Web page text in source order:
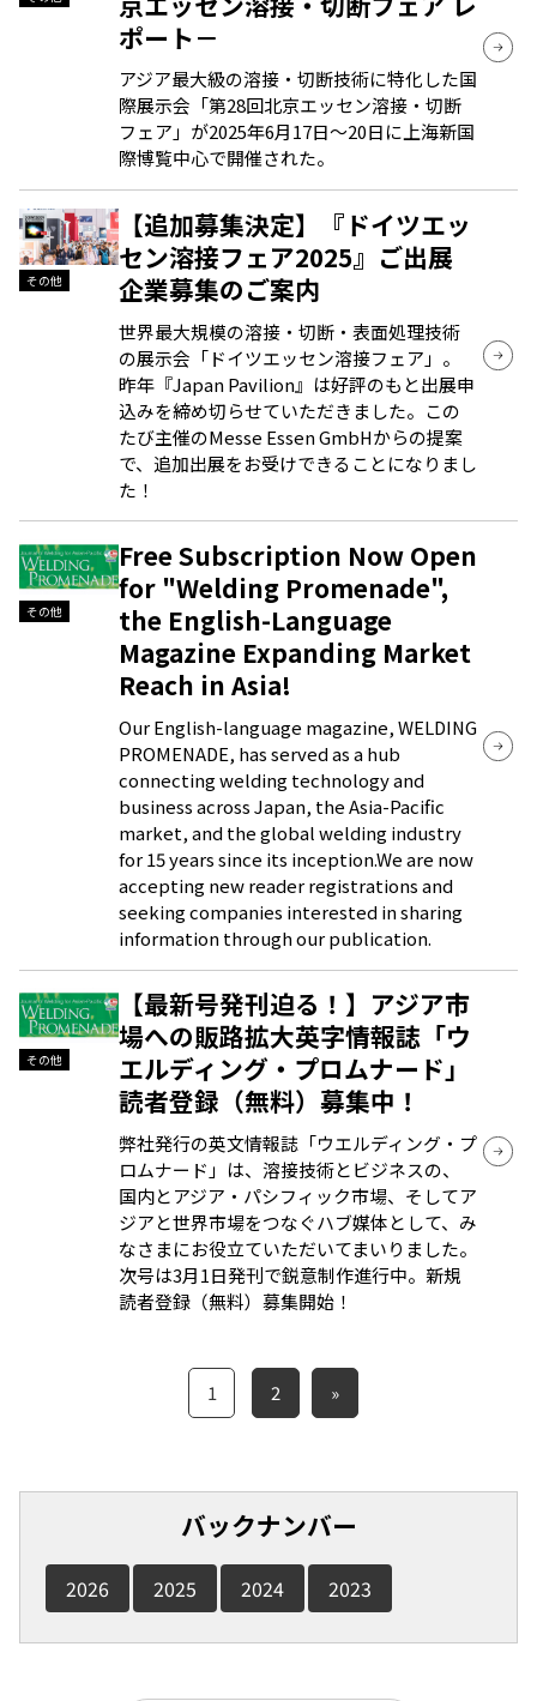
ポート－
アジア最大級の溶接・切断技術に特化した国
際展示会「第28回北京エッセン溶接・切断
フェア」が2025年6月17日～20日に上海新国
際博覧中心で開催された。
その他
【追加募集決定】『ドイツエッ
セン溶接フェア2025』ご出展
企業募集のご案内
世界最大規模の溶接・切断・表面処理技術
の展示会「ドイツエッセン溶接フェア」。
昨年『Japan Pavilion』は好評のもと出展申
込みを締め切らせていただきました。この
たび主催のMesse Essen GmbHからの提案
で、追加出展をお受けできることになりまし
た！
その他
Free Subscription Now Open
for "Welding Promenade",
the English-Language
Magazine Expanding Market
Reach in Asia!
Our English-language magazine, WELDING
PROMENADE, has served as a hub
connecting welding technology and
business across Japan, the Asia-Pacific
market, and the global welding industry
for 15 years since its inception.We are now
accepting new reader registrations and
seeking companies interested in sharing
information through our publication.
その他
【最新号発刊迫る！】アジア市
場への販路拡大英字情報誌「ウ
エルディング・プロムナード」
読者登録（無料）募集中！
弊社発行の英文情報誌「ウエルディング・プ
ロムナード」は、溶接技術とビジネスの、
国内とアジア・パシフィック市場、そしてア
ジアと世界市場をつなぐハブ媒体として、み
なさまにお役立ていただいてまいりました。
次号は3月1日発刊で鋭意制作進行中。新規
読者登録（無料）募集開始！
1 2 »
バックナンバー
2026 2025 2024 2023